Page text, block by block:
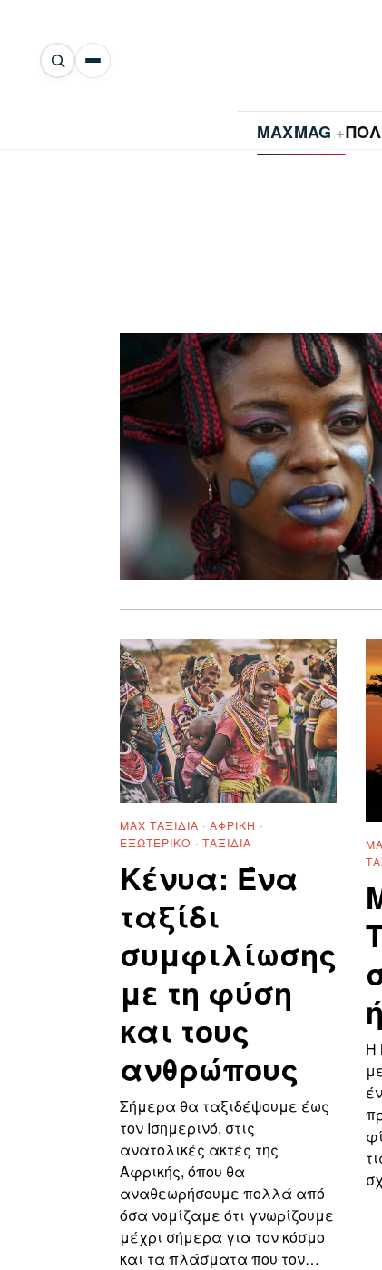
Αναζήτηση
άρθρων
MAXMAG +
MAX ΤΑΞΊΔΙΑ · ΑΦΡΙΚΉ ·
ΕΞΩΤΕΡΙΚΌ · ΤΑΞΊΔΙΑ
Κένυα: Ένα
ταξίδι
συμφιλίωσης
με τη φύση
και τους
ανθρώπους
Σήμερα θα ταξιδέψουμε έως
τον Ισημερινό, στις
ανατολικές ακτές της
Αφρικής, όπου θα
αναθεωρήσουμε πολλά από
όσα νομίζαμε ότι γνωρίζουμε
μέχρι σήμερα για τον κόσμο
και τα πλάσματα που τον…
Η